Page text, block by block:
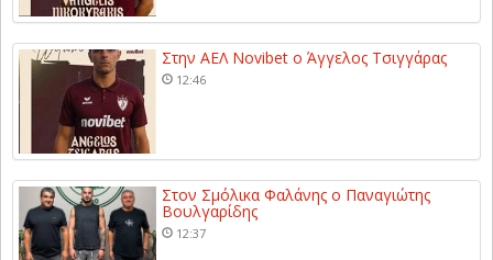
Στην ΑΕΛ Novibet ο Άγγελος Τσιγγάρας
12:46
Στον Σμόλικα Φαλάνης ο Παναγιώτης
Βουλγαρίδης
12:37